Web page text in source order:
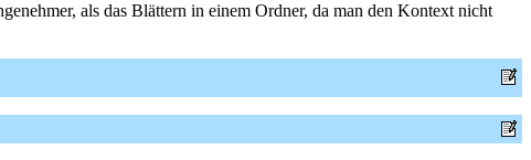
als das Blättern in einem Ordner, da man den Kontext nicht